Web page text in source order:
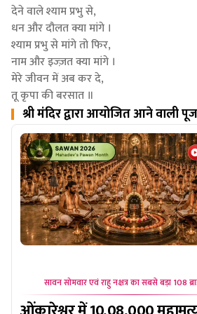
देने वाले श्याम प्रभु से,
धन और दौलत क्या मांगे ।
श्याम प्रभु से मांगे तो फिर,
नाम और इज्ज़त क्या मांगे ।
मेरे जीवन में अब कर दे,
तू कृपा की बरसात ॥
श्री मंदिर द्वारा आयोजित आने वाली
सावन शिवरात्रि - अर्धनारीश्वर शिव-शक्ति बाबा